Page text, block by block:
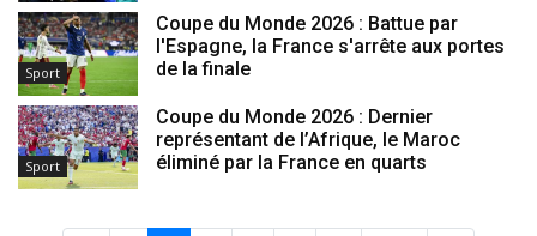
Sport
Coupe du Monde 2026 : Battue par
l'Espagne, la France s'arrête aux portes
de la finale
Sport
Coupe du Monde 2026 : Dernier
représentant de l’Afrique, le Maroc
éliminé par la France en quarts